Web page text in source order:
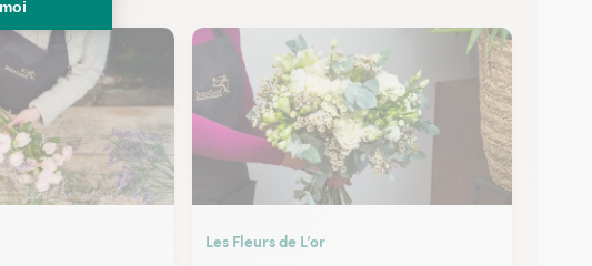
Fleuristes à Ruelle-sur-Touvre
Les Fleurs de L’or